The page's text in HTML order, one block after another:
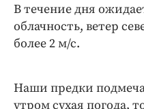
Работодатель
В течение дня
облачность, ветер
более 2 м/с.
Наши предки
утром сухая погода,